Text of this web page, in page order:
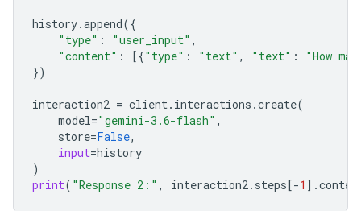
history.append({
"type" : "user_input" ,
"content" : [{"type" : "text" , "text" :
"How
})
interaction2 = client. interactions .create(
model="gemini-3.6-flash" ,
store=False,
input=history
)
print( "Response 2:" , interaction2. steps[-1 ] .